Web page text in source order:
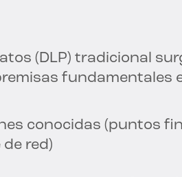
(DLP) tradicional
fundamentales
conocidas (puntos
red)